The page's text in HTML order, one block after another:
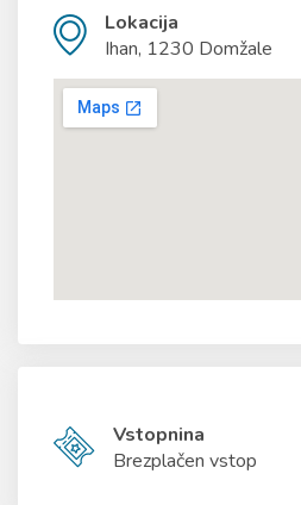
Lokacija
Ihan, 1230 Domžale
Vstopnina
Brezplačen vstop